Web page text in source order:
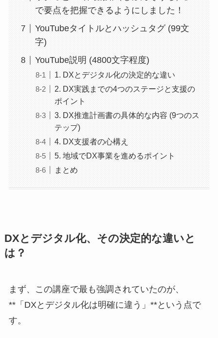
で要点を把握できるようにしました！
YouTubeタイトルとハッシュタグ (99文
字)
YouTube説明 (4800文字程度)
1. DXとデジタル化の決定的な違い
2. DX実践までの4つのステージと支援の
ポイント
3. DX推進計画書の具体的な内容 (9つのス
テップ)
4. DX支援者の心構え
5. 地域でDX事業を進めるポイント
まとめ
DXとデジタル化、その決定的な違いと
は？
まず、この講座で最も強調されていたのが、
**「DXとデジタル化は明確に違う」**という点で
す。